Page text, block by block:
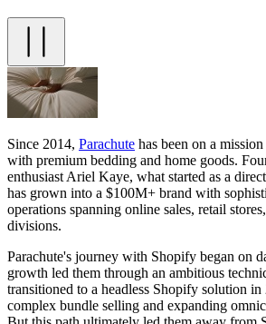
Since 2014, Parachute has been on a
with premium bedding and home goods.
enthusiast Ariel Kaye, what started as a
has grown into a $100M+ brand with
operations spanning online sales, retail
divisions.
Parachute's journey with Shopify began on
growth led them through an ambitious
transitioned to a headless Shopify solution
complex bundle selling and expanding